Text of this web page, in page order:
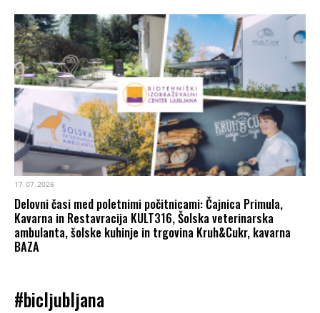
17. 07. 2026
Delovni časi med poletnimi počitnicami: Čajnica Primula,
Kavarna in Restavracija KULT316, Šolska veterinarska
ambulanta, šolske kuhinje in trgovina Kruh&Cukr, kavarna
BAZA
#bicljubljana